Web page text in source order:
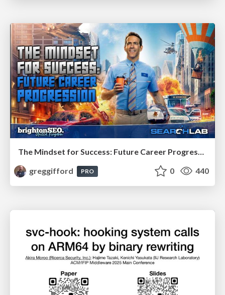
The Mindset for Success: Future Career Progression
greggifford
PRO 0 440